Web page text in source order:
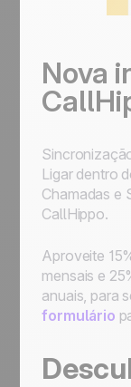
Nova
Ligar dentro
Chamadas e
CallHippo.
Aproveite
mensais e
anuais, para
formulário